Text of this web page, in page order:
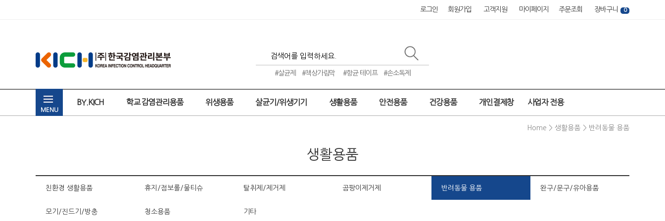
로그인 회원가입 고객지원 마이페이지 주문조회 장바구니 0
#살균제 #책상가림막 #항균 테이프 #손소독제
MENU
BY.KICH 학교 감염관리용품 위생용품 살균기/위생기기 생활용품 안전용품 건강용품 개인결제창 사업자 전용
Home > 생활용품 > 반려동물 용품
생활용품
친환경 생활용품 휴지/점보롤/물티슈 탈취제/제거제 곰팡이제거제 반려동물 용품 완구/문구/유아용품
모기/진드기/방충 청소용품 기타